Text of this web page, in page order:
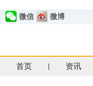
微信 微博
首页 资讯